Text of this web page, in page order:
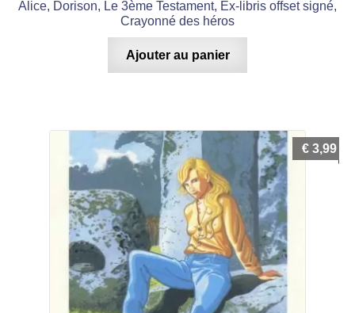
Alice, Dorison, Le 3ème Testament, Ex-libris offset signé,
Crayonné des héros
Ajouter au panier
€ 3,99